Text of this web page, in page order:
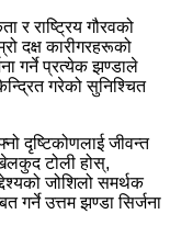
र राष्ट्रिय गौरवको
दक्ष कारीगरहरूको
गर्ने प्रत्येक झण्डाले
गरेको सुनिश्चित
दृष्टिकोणलाई जीवन्त
टोली होस्,
जोशिलो समर्थक
गर्ने उत्तम झण्डा सिर्जना